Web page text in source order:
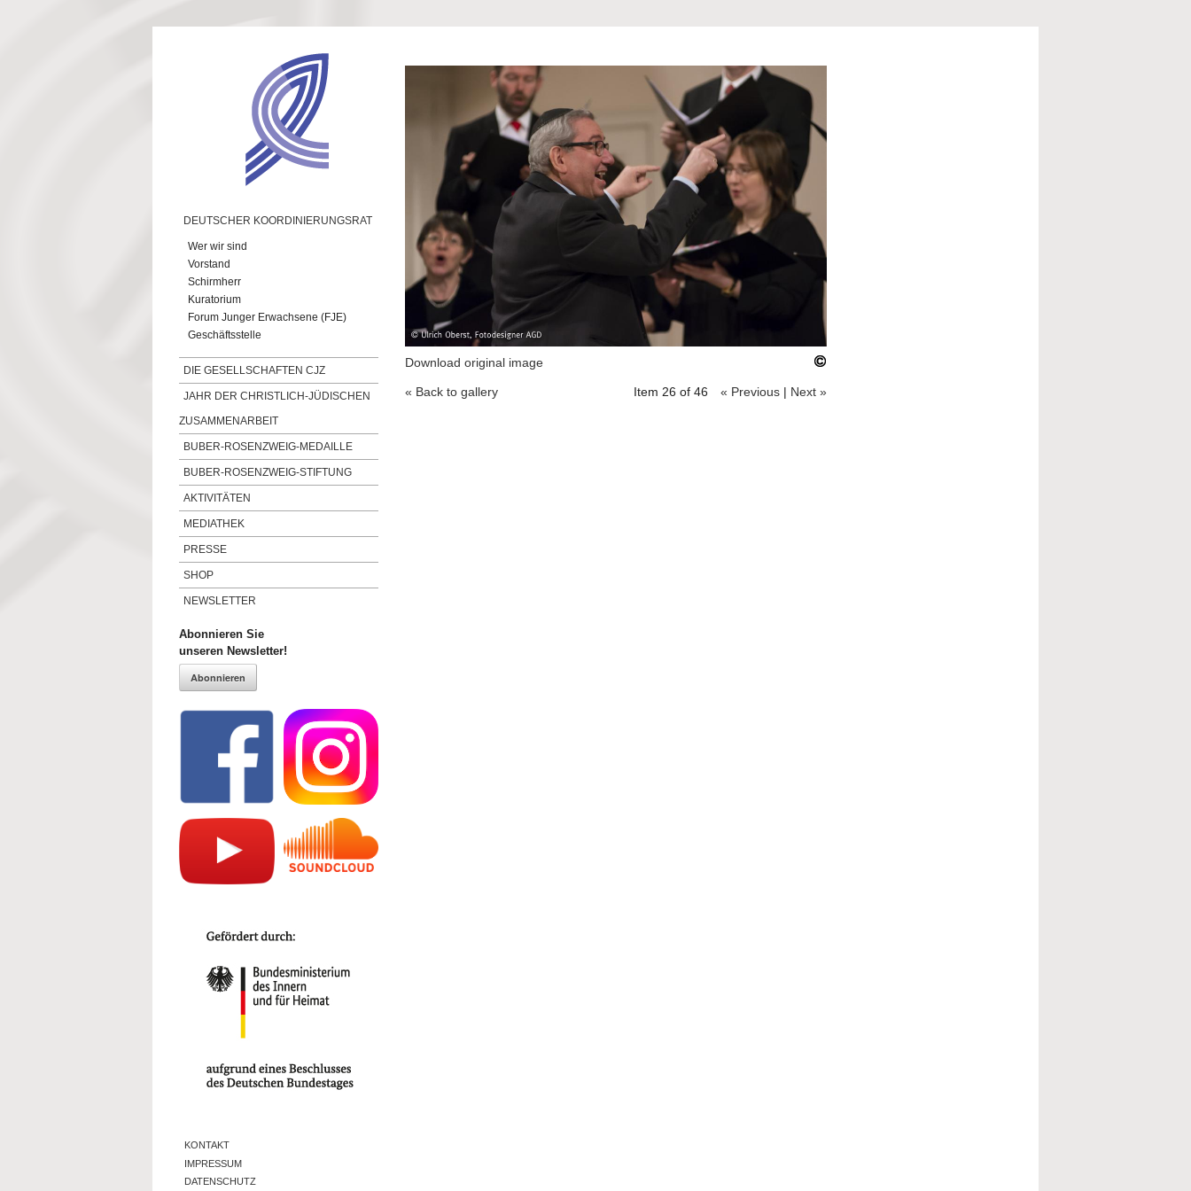
DEUTSCHER KOORDINIERUNGSRAT
Wer wir sind
Vorstand
Schirmherr
Kuratorium
Forum Junger Erwachsene (FJE)
Geschäftsstelle
DIE GESELLSCHAFTEN CJZ
JAHR DER CHRISTLICH-JÜDISCHEN
ZUSAMMENARBEIT
BUBER-ROSENZWEIG-MEDAILLE
BUBER-ROSENZWEIG-STIFTUNG
AKTIVITÄTEN
MEDIATHEK
PRESSE
SHOP
NEWSLETTER
Abonnieren Sie
unseren Newsletter!
Abonnieren
KONTAKT
IMPRESSUM
DATENSCHUTZ
Download original image
« Back to gallery Item 26 of 46 « Previous | Next »